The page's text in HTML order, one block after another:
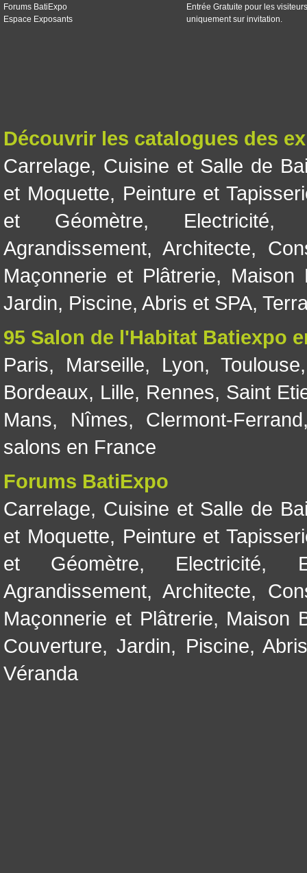
Forums BatiExpo
Espace Exposants
Entrée Gratuite pour les visiteurs
uniquement sur invitation.
Découvrir les catalogues des
Carrelage, Cuisine et Salle de
et Moquette, Peinture et
et Géomètre, Electricité
Agrandissement, Architecte,
Maçonnerie et Plâtrerie, Maison
Jardin, Piscine, Abris et SPA,
95 Salon de l'Habitat Batiexpo
Paris, Marseille, Lyon, Toulouse
Bordeaux, Lille, Rennes, Saint
Mans, Nîmes, Clermont-Ferrand
salons en France
Forums BatiExpo
Carrelage, Cuisine et Salle de
et Moquette, Peinture et
et Géomètre, Electricité,
Agrandissement, Architecte,
Maçonnerie et Plâtrerie, Maison
Couverture,Jardin, Piscine,
Véranda